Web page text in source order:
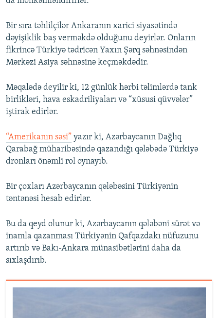
Bir sıra təhlilçilər Ankaranın xarici siyasətində
dəyişiklik baş verməkdə olduğunu deyirlər. Onların
fikrincə Türkiyə tədricən Yaxın Şərq səhnəsindən
Mərkəzi Asiya səhnəsinə keçməkdədir.
Məqalədə deyilir ki, 12 günlük hərbi təlimlərdə tank
birlikləri, hava eskadriliyaları və “xüsusi qüvvələr”
iştirak edirlər.
“Amerikanın səsi” yazır ki, Azərbaycanın Dağlıq
Qarabağ müharibəsində qazandığı qələbədə Türkiyə
dronları önəmli rol oynayıb.
Bir çoxları Azərbaycanın qələbəsini Türkiyənin
təntənəsi hesab edirlər.
Bu da qeyd olunur ki, Azərbaycanın qələbəni sürət və
inamla qazanması Türkiyənin Qafqazdakı nüfuzunu
artırıb və Bakı-Ankara münasibətlərini daha da
sıxlaşdırıb.